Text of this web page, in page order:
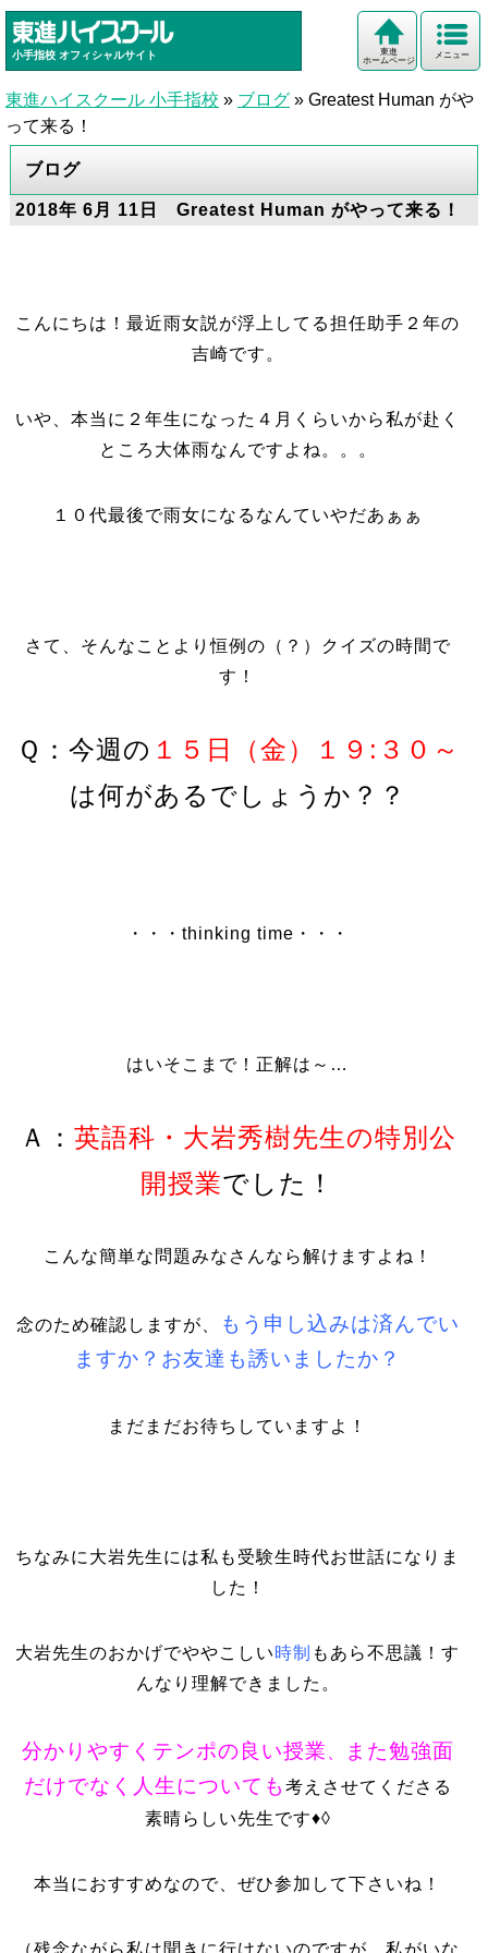
小手指校 オフィシャルサイト メニュー
東進
ホームページ
東進ハイスクール 小手指校 » ブログ » Greatest Human がや
って来る！
ブログ
2018年 6月 11日 Greatest Human がやって来る！
こんにちは！最近雨女説が浮上してる担任助手２年の
吉崎です。
いや、本当に２年生になった４月くらいから私が赴く
ところ大体雨なんですよね。。。
１０代最後で雨女になるなんていやだあぁぁ
さて、そんなことより恒例の（？） クイズの時間で
す！
Ｑ：今週の １５日（金）１９:３０～
は何があるでしょうか？？
・・・thinking time・・・
はいそこまで！正解は～…
Ａ： 英語科・大岩秀樹先生の特別公
開授業でした！
こんな簡単な問題みなさんなら解けますよね！
念のため確認しますが、
もう申し込みは済んでい
ますか？お友達も誘いましたか？
まだまだお待ちしていますよ！
ちなみに大岩先生には私も受験生時代お世話になりま
した！
大岩先生のおかげでややこしい時制 もあら不思議！す
んなり理解できました。
分かりやすくテンポの良い授業
また勉強面
だけでなく人生についても 考えさせてくださる
素晴らしい先生です♦◊
本当におすすめなので、ぜひ参加して下さいね！
（残念ながら私は聞きに行けないのですが…私がいな